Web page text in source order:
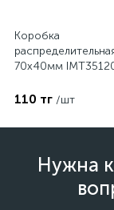
Коробка
70х40мм
110 тг /шт
Нужна